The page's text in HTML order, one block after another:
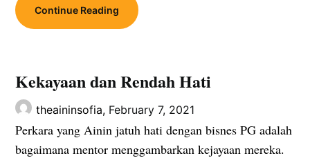
Continue Reading
Kekayaan dan Rendah Hati
theaininsofia, February 7, 2021
Perkara yang Ainin jatuh hati dengan bisnes PG adalah
bagaimana mentor menggambarkan kejayaan mereka.